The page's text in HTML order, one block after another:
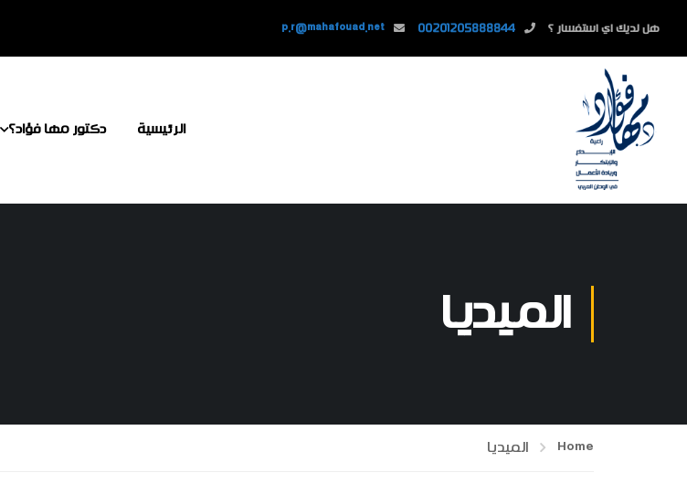
هل لديك اي استفسار ؟ 00201205888844
p.r@mahafouad.net
الرئيسية دكتور مها فؤاد؟
الميديا
Home الميديا